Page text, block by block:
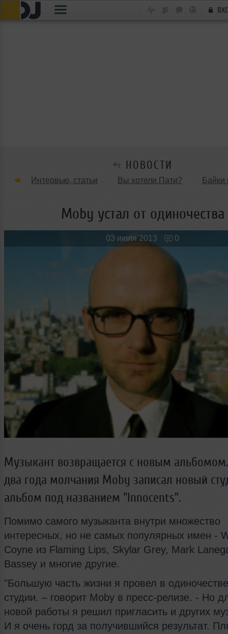
НОВОСТИ
Интервью, статьи Вы хотели Пати? Байки
Танцевальные стили
Новые лица Мужчина & Женщина
Moby устал от одиночества
03 июля 2013 0
Музыкант возвращается с новым альбомом.
два года молчания Moby записал новый
альбом под названием "Innocents".
Помимо самого музыканта внутри множество
интересных, но не самых популярных имен -
Coyne из Flaming Lips, Skylar Grey, Mark
Bassey и многие другие.
"Большую часть жизни я провел в
студии. – говорит Moby в пресс-релизе. - Но
новой работы я решил пригласить и других
И я очень горд за получившийся результат.